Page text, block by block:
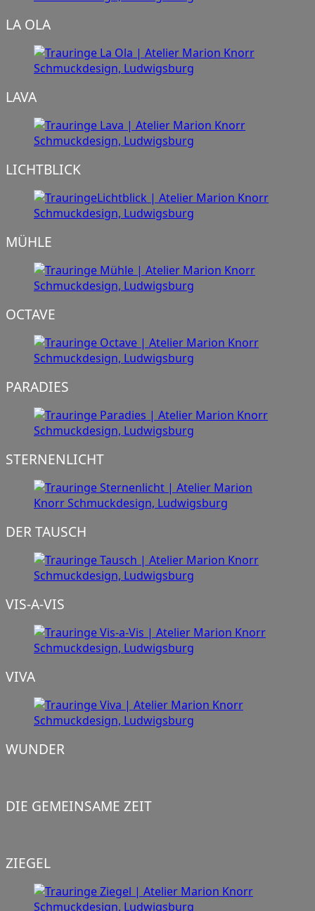
LA OLA
LAVA
LICHTBLICK
MÜHLE
OCTAVE
PARADIES
STERNENLICHT
DER TAUSCH
VIS-A-VIS
VIVA
WUNDER
DIE GEMEINSAME ZEIT
ZIEGEL